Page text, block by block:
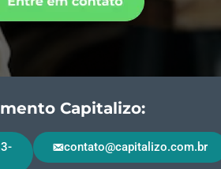
Capitalizo:
contato@capitalizo.com.br